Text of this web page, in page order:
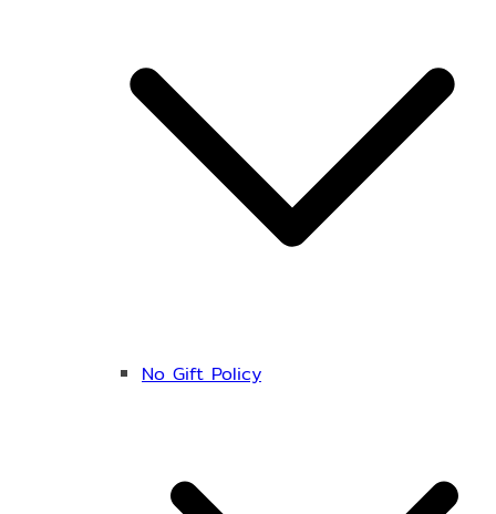
No Gift Policy